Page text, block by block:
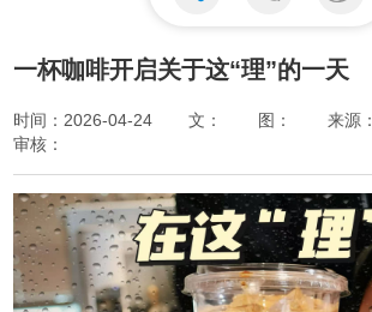
一杯咖啡开启关于这“理”的一天
时间：2026-04-24 文： 图： 来源：
审核：